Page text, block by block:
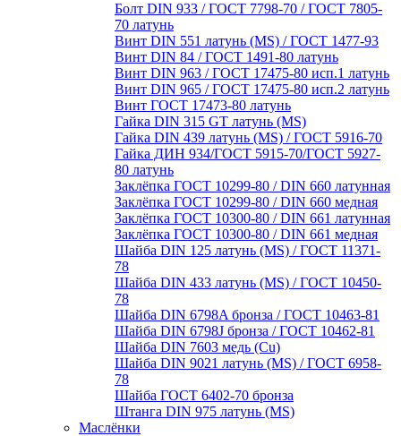
Болт DIN 933 / ГОСТ 7798-70 / ГОСТ 7805-
70 латунь
Винт DIN 551 латунь (MS) / ГОСТ 1477-93
Винт DIN 84 / ГОСТ 1491-80 латунь
Винт DIN 963 / ГОСТ 17475-80 исп.1 латунь
Винт DIN 965 / ГОСТ 17475-80 исп.2 латунь
Винт ГОСТ 17473-80 латунь
Гайка DIN 315 GT латунь (MS)
Гайка DIN 439 латунь (MS) / ГОСТ 5916-70
Гайка ДИН 934/ГОСТ 5915-70/ГОСТ 5927-
80 латунь
Заклёпка ГОСТ 10299-80 / DIN 660 латунная
Заклёпка ГОСТ 10299-80 / DIN 660 медная
Заклёпка ГОСТ 10300-80 / DIN 661 латунная
Заклёпка ГОСТ 10300-80 / DIN 661 медная
Шайба DIN 125 латунь (MS) / ГОСТ 11371-
78
Шайба DIN 433 латунь (MS) / ГОСТ 10450-
78
Шайба DIN 6798A бронза / ГОСТ 10463-81
Шайба DIN 6798J бронза / ГОСТ 10462-81
Шайба DIN 7603 медь (Cu)
Шайба DIN 9021 латунь (MS) / ГОСТ 6958-
78
Шайба ГОСТ 6402-70 бронза
Штанга DIN 975 латунь (MS)
Маслёнки